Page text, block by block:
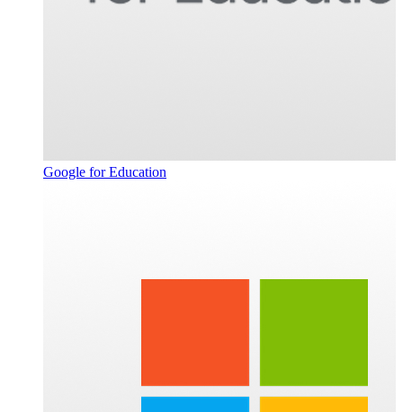
Google for Education